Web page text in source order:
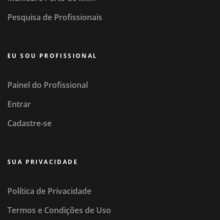
Pesquisa de Profissionais
EU SOU PROFISSIONAL
Painel do Profissional
Entrar
Cadastre-se
SUA PRIVACIDADE
Política de Privacidade
Termos e Condições de Uso